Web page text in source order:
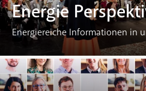
Energie
Energiereiche Informationen in